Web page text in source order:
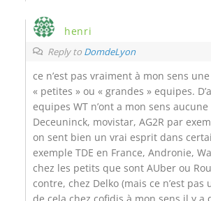
henri
Reply to DomdeLyon
ce n’est pas vraiment à mon sens
« petites » ou « grandes » equipes.
equipes WT n’ont a mon sens
Deceuninck, movistar, AG2R par
on sent bien un vrai esprit dans
exemple TDE en France, Andronie,
chez les petits que sont AUber ou
contre, chez Delko (mais ce n’est pas